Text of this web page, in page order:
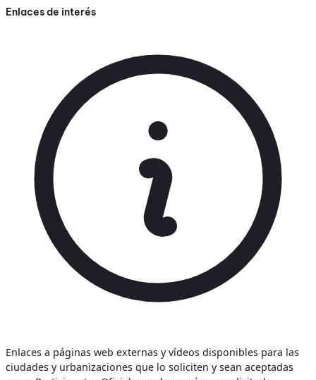
Enlaces de interés
Enlaces a páginas web externas y vídeos disponibles para las
ciudades y urbanizaciones que lo soliciten y sean aceptadas